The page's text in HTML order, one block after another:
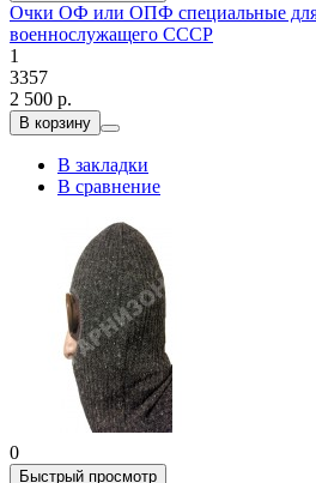
Очки ОФ или ОПФ специальные для
военнослужащего СССР
1
3357
2 500 р.
В корзину
В закладки
В сравнение
0
Быстрый просмотр